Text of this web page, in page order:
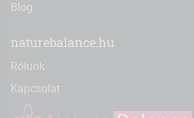
Blog
naturebalance.hu
Rólunk
Kapcsolat